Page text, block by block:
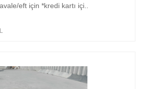
eft için *kredi kartı içi..